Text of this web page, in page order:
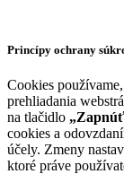
Princípy ochrany
Cookies
prehliadania
na tlačidlo
cookies a
účely. Zmeny
ktoré práve